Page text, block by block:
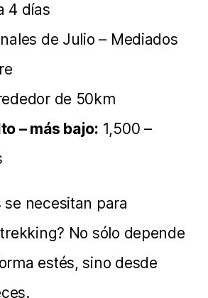
4 días
de Julio – Mediados
de 50km
– más bajo: 1,500 –
se necesitan para
No sólo depende
estés, sino desde